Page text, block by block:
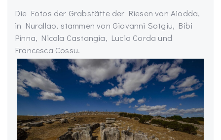
Die Fotos der Grabstätte der Riesen von Aiodda,
in Nurallao, stammen von Giovanni Sotgiu, Bibi
Pinna, Nicola Castangia, Lucia Corda und
Francesca Cossu.